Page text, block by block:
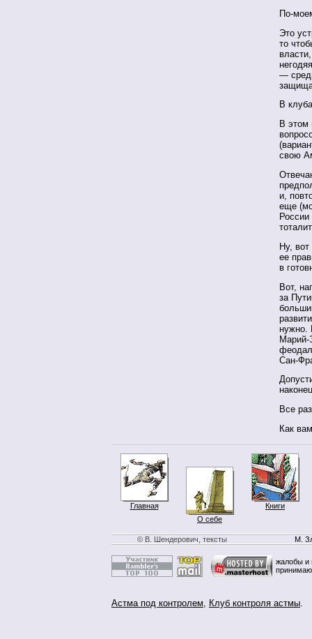
По-
Это
то
—
В
В этом
свою
и,
еще
Ну,
ее
в
Вот,
за
нужно.
Марий-
Сан-
Все
Как
Главная
О себе
Книги
© В. Шендерович, тексты М.
жалобы и
Астма под контролем, Клуб контроля астмы.